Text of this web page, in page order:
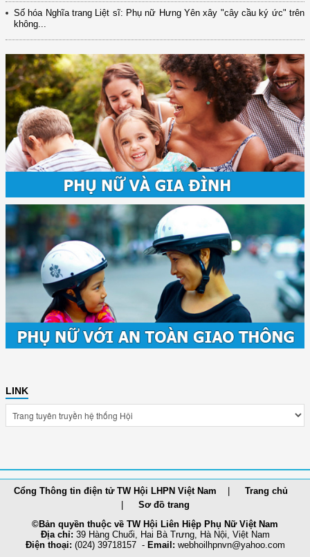
Số hóa Nghĩa trang Liệt sĩ: Phụ nữ Hưng Yên xây "cây cầu ký ức" trên
không...
LINK
Cổng Thông tin điện tử TW Hội LHPN Việt Nam
Trang chủ
Sơ đồ trang
©Bản quyền thuộc về TW Hội Liên Hiệp Phụ Nữ Việt Nam
Địa chỉ: 39 Hàng Chuối, Hai Bà Trưng, Hà Nội, Việt Nam
Điện thoại: (024) 39718157 - Email: webhoilhpnvn@yahoo.com